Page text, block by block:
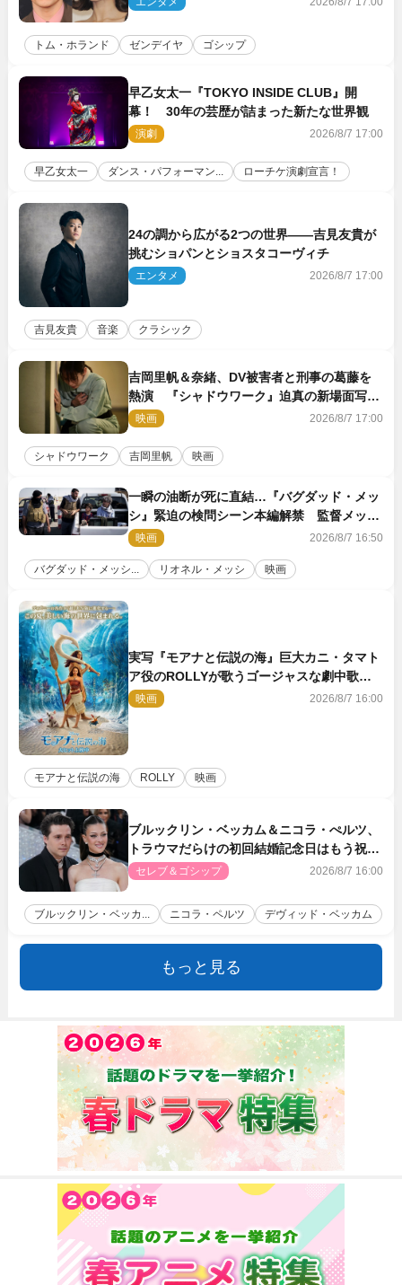
トム・ホランド ゼンデイヤ ゴシップ
早乙女太一『TOKYO INSIDE CLUB』開
幕！ 30年の芸歴が詰まった新たな世界観
演劇 2026/8/7 17:00
早乙女太一 ダンス・パフォーマン... ローチケ演劇宣言！
24の調から広がる2つの世界――吉見友貴が
挑むショパンとショスタコーヴィチ
エンタメ 2026/8/7 17:00
吉見友貴 音楽 クラシック
吉岡里帆＆奈緒、DV被害者と刑事の葛藤を
熱演 『シャドウワーク』迫真の新場面写真
公開
映画 2026/8/7 17:00
シャドウワーク 吉岡里帆 映画
一瞬の油断が死に直結…『バグダッド・メッ
シ』緊迫の検問シーン本編解禁 監督メッセ
ージも到着
映画 2026/8/7 16:50
バグダッド・メッシ... リオネル・メッシ 映画
実写『モアナと伝説の海』巨大カニ・タマト
ア役のROLLYが歌うゴージャスな劇中歌
「シャイニー」本編映像解禁
映画 2026/8/7 16:00
モアナと伝説の海 ROLLY 映画
ブルックリン・ベッカム＆ニコラ・ぺルツ、
トラウマだらけの初回結婚記念日はもう祝わ
ない
セレブ＆ゴシップ 2026/8/7 16:00
ブルックリン・ベッカ... ニコラ・ペルツ デヴィッド・ベッカム
もっと見る